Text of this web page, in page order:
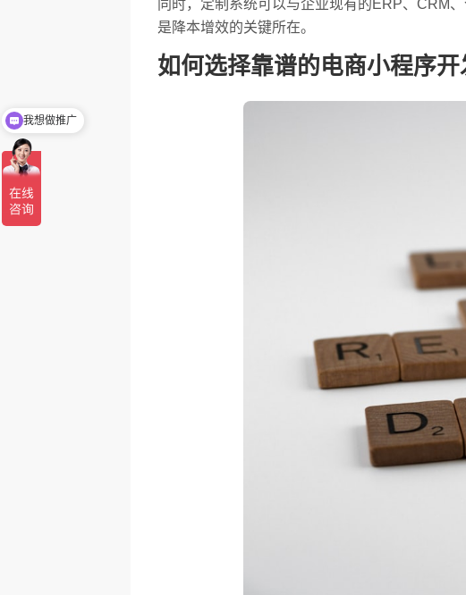
同时，定制系统可以与企业现有的ERP、CRM
是降本增效的关键所在。
如何选择靠谱的电商小程序开
可以看下你们做的网站案例么